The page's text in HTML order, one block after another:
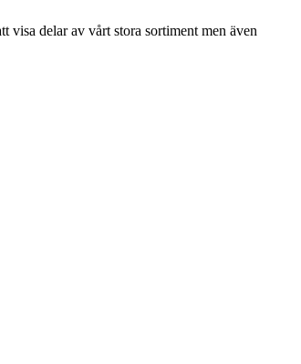
visa delar av vårt stora sortiment men även